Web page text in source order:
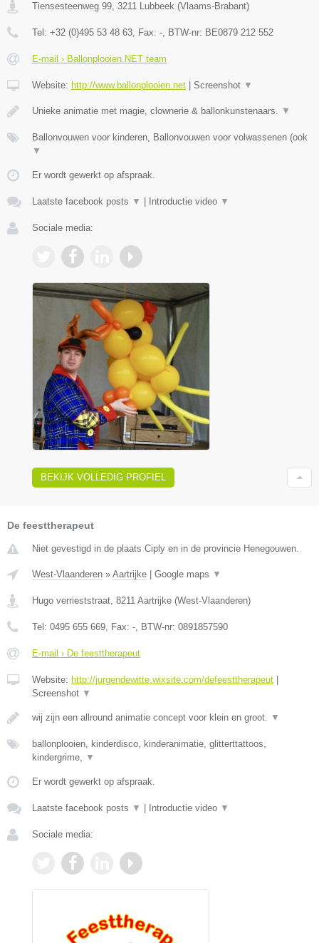
Tiensesteenweg 99, 3211 Lubbeek (Vlaams-Brabant)
Tel: +32 (0)495 53 48 63, Fax: -, BTW-nr: BE0879 212 552
E-mail › Ballonplooien.NET team
Website: http://www.ballonplooien.net Screenshot ▼
Unieke animatie met magie, clownerie & ballonkunstenaars. ▼
Ballonvouwen voor kinderen, Ballonvouwen voor volwassenen (ook
▼
Er wordt gewerkt op afspraak.
Laatste facebook posts ▼ Introductie video ▼
Sociale media:
BEKIJK VOLLEDIG PROFIEL
De feesttherapeut
Niet gevestigd in de plaats Ciply en in de provincie Henegouwen.
West-Vlaanderen » Aartrijke | Google maps ▼
Hugo verrieststraat 8211 Aartrijke (West-Vlaanderen)
Tel: 0495 655 669 , Fax: - , BTW-nr: 0891857590
E-mail › De feesttherapeut
Website: http://jurgendewitte.wixsite.com/defeesttherapeut |
Screenshot ▼
wij zijn een allround animatie concept voor klein en groot. ▼
ballonplooien, kinderdisco, kinderanimatie, glitterttattoos,
kindergrime,
▼
Er wordt gewerkt op afspraak.
Laatste facebook posts ▼ | Introductie video ▼
Sociale media: